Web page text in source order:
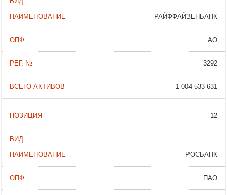
РАЙФФАЙЗЕНБАНК
АО
3292
1 004 533 631
12
РОСБАНК
ПАО